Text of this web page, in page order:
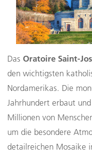
Das Oratoire Saint-
den wichtigsten
Nordamerikas. Die
Jahrhundert erbaut
Millionen von
um die besondere
detailreichen Mosaike